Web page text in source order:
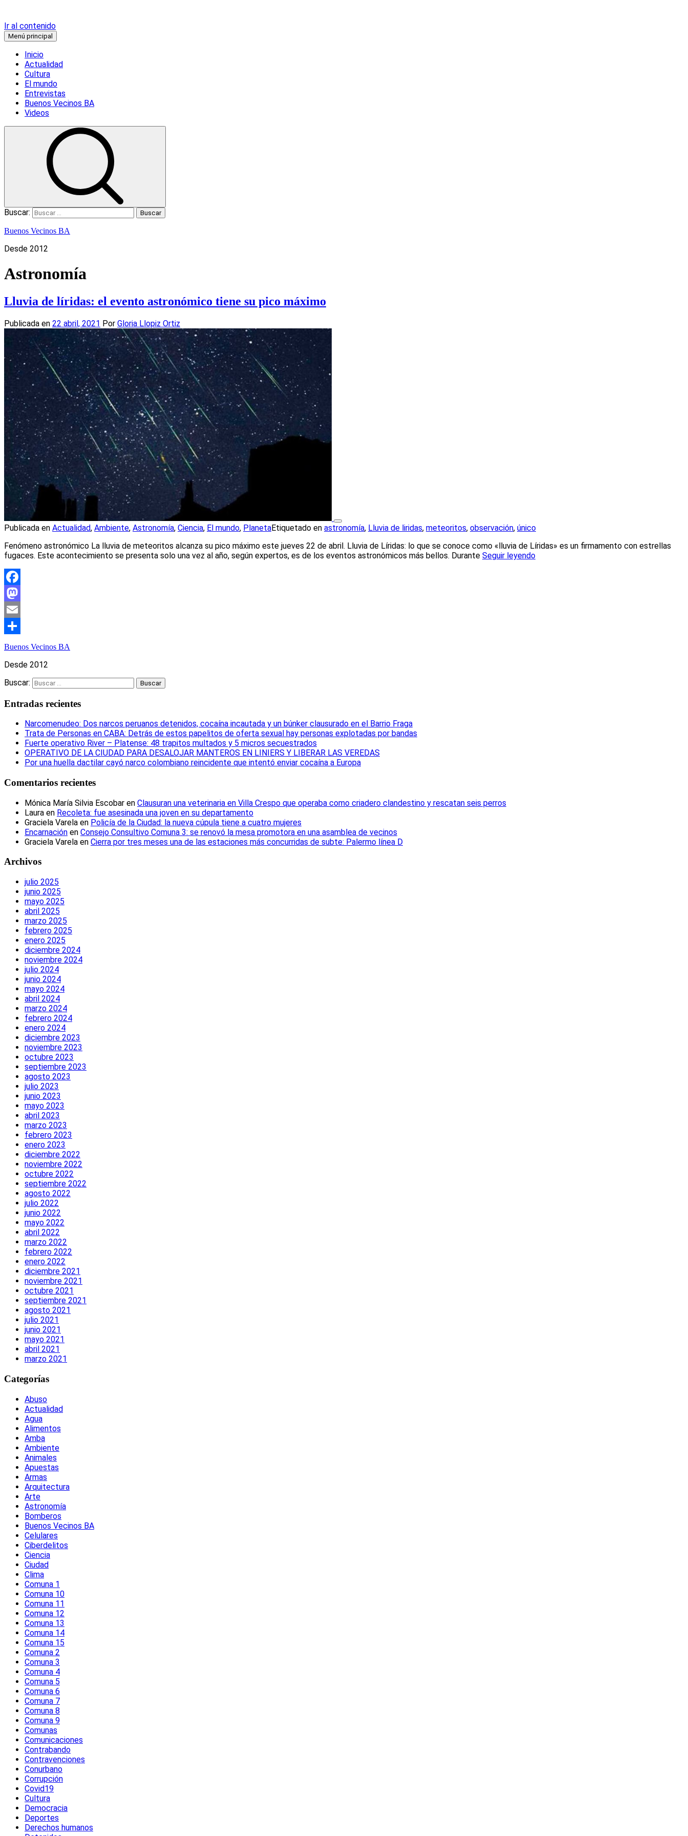
Ir al contenido
Menú principal
Inicio
Actualidad
Cultura
El mundo
Entrevistas
Buenos Vecinos BA
Videos
Buscar:
Buenos Vecinos BA
Desde 2012
Astronomía
Lluvia de líridas: el evento astronómico tiene su pico máximo
Publicada en 22 abril, 2021 Por Gloria Llopiz Ortiz
Publicada en Actualidad, Ambiente, Astronomía, Ciencia, El mundo, PlanetaEtiquetado en astronomía, Lluvia de liridas, meteoritos, observación, único
Fenómeno astronómico La lluvia de meteoritos alcanza su pico máximo este jueves 22 de abril. Lluvia de Líridas: lo que se conoce como «lluvia de Líridas» es un firmamento con estrellas
fugaces. Este acontecimiento se presenta solo una vez al año, según expertos, es de los eventos astronómicos más bellos. Durante Seguir leyendo
Facebook
Mastodon
Email
Compartir
Buenos Vecinos BA
Desde 2012
Buscar:
Entradas recientes
Narcomenudeo: Dos narcos peruanos detenidos, cocaína incautada y un búnker clausurado en el Barrio Fraga
Trata de Personas en CABA: Detrás de estos papelitos de oferta sexual hay personas explotadas por bandas
Fuerte operativo River – Platense: 48 trapitos multados y 5 micros secuestrados
OPERATIVO DE LA CIUDAD PARA DESALOJAR MANTEROS EN LINIERS Y LIBERAR LAS VEREDAS
Por una huella dactilar cayó narco colombiano reincidente que intentó enviar cocaína a Europa
Comentarios recientes
Mónica María Silvia Escobar en Clausuran una veterinaria en Villa Crespo que operaba como criadero clandestino y rescatan seis perros
Laura en Recoleta: fue asesinada una joven en su departamento
Graciela Varela en Policía de la Ciudad: la nueva cúpula tiene a cuatro mujeres
Encarnación en Consejo Consultivo Comuna 3: se renovó la mesa promotora en una asamblea de vecinos
Graciela Varela en Cierra por tres meses una de las estaciones más concurridas de subte: Palermo línea D
Archivos
julio 2025
junio 2025
mayo 2025
abril 2025
marzo 2025
febrero 2025
enero 2025
diciembre 2024
noviembre 2024
julio 2024
junio 2024
mayo 2024
abril 2024
marzo 2024
febrero 2024
enero 2024
diciembre 2023
noviembre 2023
octubre 2023
septiembre 2023
agosto 2023
julio 2023
junio 2023
mayo 2023
abril 2023
marzo 2023
febrero 2023
enero 2023
diciembre 2022
noviembre 2022
octubre 2022
septiembre 2022
agosto 2022
julio 2022
junio 2022
mayo 2022
abril 2022
marzo 2022
febrero 2022
enero 2022
diciembre 2021
noviembre 2021
octubre 2021
septiembre 2021
agosto 2021
julio 2021
junio 2021
mayo 2021
abril 2021
marzo 2021
Categorías
Abuso
Actualidad
Agua
Alimentos
Amba
Ambiente
Animales
Apuestas
Armas
Arquitectura
Arte
Astronomía
Bomberos
Buenos Vecinos BA
Celulares
Ciberdelitos
Ciencia
Ciudad
Clima
Comuna 1
Comuna 10
Comuna 11
Comuna 12
Comuna 13
Comuna 14
Comuna 15
Comuna 2
Comuna 3
Comuna 4
Comuna 5
Comuna 6
Comuna 7
Comuna 8
Comuna 9
Comunas
Comunicaciones
Contrabando
Contravenciones
Conurbano
Corrupción
Covid19
Cultura
Democracia
Deportes
Derechos humanos